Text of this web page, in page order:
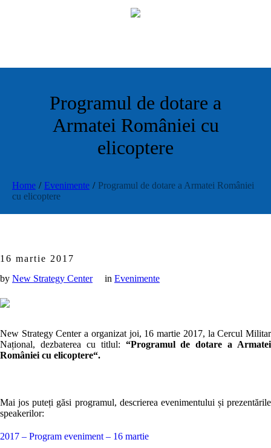
Programul de dotare a
Armatei României cu
elicoptere
Home / Evenimente / Programul de dotare a Armatei României
cu elicoptere
16 martie 2017
by New Strategy Center in Evenimente
New Strategy Center a organizat joi, 16 martie 2017, la Cercul Militar
Național, dezbaterea cu titlul: “Programul de dotare a Armatei
României cu elicoptere“.
Mai jos puteți găsi programul, descrierea evenimentului și prezentările
speakerilor:
2017 – Program eveniment – 16 martie